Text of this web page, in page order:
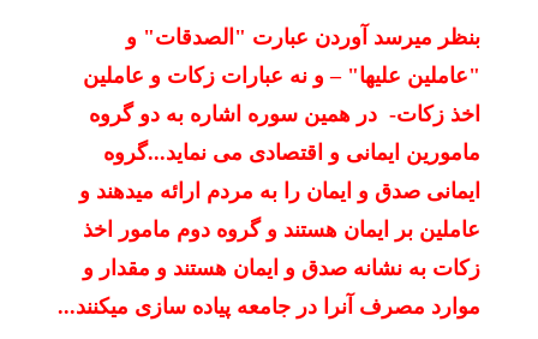
بنظر میرسد آوردن عبارت "الصدقات" و
"عاملین علیها" – و نه عبارات زکات و عاملین
اخذ زکات- در همین سوره اشاره به دو گروه
مامورین ایمانی و اقتصادی می نماید...گروه
ایمانی صدق و ایمان را به مردم ارائه میدهند و
عاملین بر ایمان هستند و گروه دوم مامور اخذ
زکات به نشانه صدق و ایمان هستند و مقدار و
موارد مصرف آنرا در جامعه پیاده سازی میکنند...